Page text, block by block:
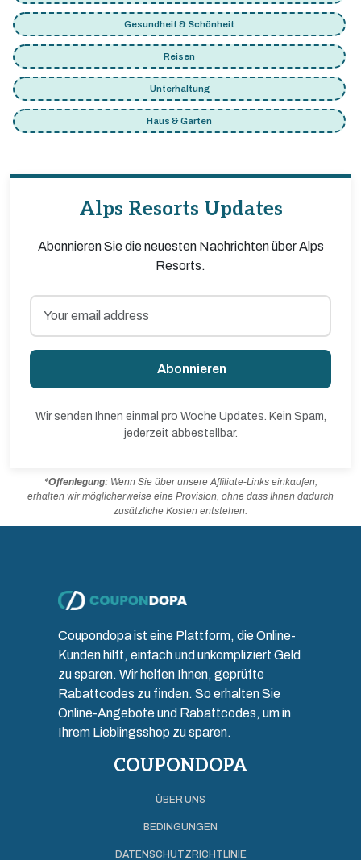
Gesundheit & Schönheit
Reisen
Unterhaltung
Haus & Garten
Alps Resorts Updates
Abonnieren Sie die neuesten Nachrichten über Alps
Resorts.
Abonnieren
Wir senden Ihnen einmal pro Woche Updates. Kein Spam,
jederzeit abbestellbar.
*Offenlegung:Wenn Sie über unsere Affiliate-Links einkaufen,
erhalten wir möglicherweise eine Provision, ohne dass Ihnen dadurch
zusätzliche Kosten entstehen.
Coupondopa ist eine Plattform, die Online-
Kunden hilft, einfach und unkompliziert Geld
zu sparen. Wir helfen Ihnen, geprüfte
Rabattcodes zu finden. So erhalten Sie
Online-Angebote und Rabattcodes, um in
Ihrem Lieblingsshop zu sparen.
COUPONDOPA
ÜBER UNS
BEDINGUNGEN
DATENSCHUTZRICHTLINIE